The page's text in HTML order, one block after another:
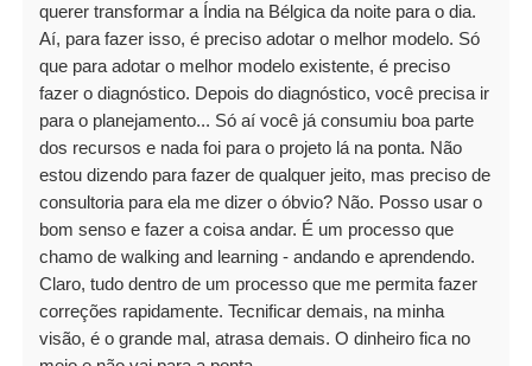
querer transformar a Índia na Bélgica da noite para o dia.
Aí, para fazer isso, é preciso adotar o melhor modelo. Só
que para adotar o melhor modelo existente, é preciso
fazer o diagnóstico. Depois do diagnóstico, você precisa ir
para o planejamento... Só aí você já consumiu boa parte
dos recursos e nada foi para o projeto lá na ponta. Não
estou dizendo para fazer de qualquer jeito, mas preciso de
consultoria para ela me dizer o óbvio? Não. Posso usar o
bom senso e fazer a coisa andar. É um processo que
chamo de walking and learning - andando e aprendendo.
Claro, tudo dentro de um processo que me permita fazer
correções rapidamente. Tecnificar demais, na minha
visão, é o grande mal, atrasa demais. O dinheiro fica no